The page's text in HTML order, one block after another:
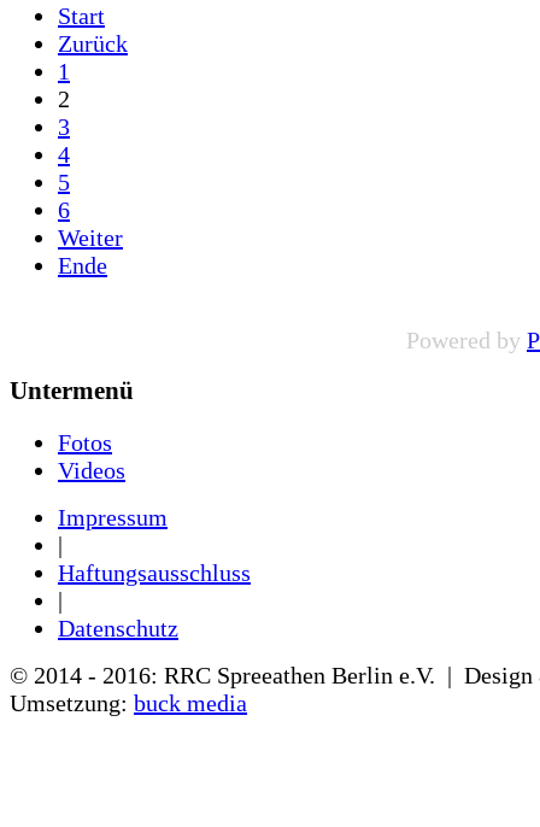
Start
Zurück
1
2
3
4
5
6
Weiter
Ende
Powered by
Untermenü
Fotos
Videos
Impressum
|
Haftungsausschluss
|
Datenschutz
© 2014 - 2016: RRC Spreeathen Berlin e.V. |
Umsetzung: buck media